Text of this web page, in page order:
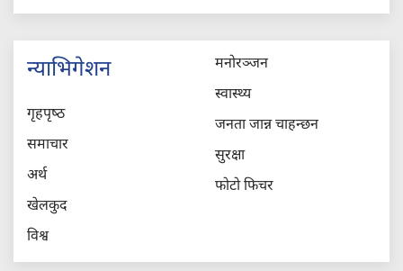
न्याभिगेशन
गृहपृष्‍ठ
समाचार
अर्थ
खेलकुद
विश्व
मनोरञ्जन
स्वास्थ्य
जनता जान्न चाहन्छन
सुरक्षा
फोटो फिचर